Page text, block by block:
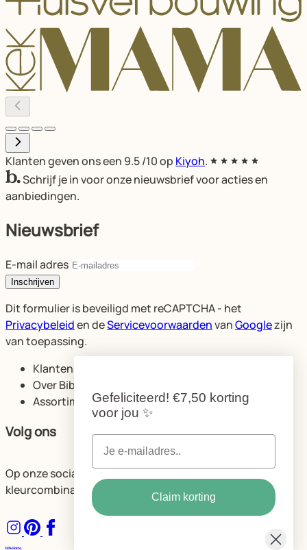
Klanten geven ons een 9.5/10 op Kiyoh.
Schrijf je in voor onze nieuwsbrief voor acties en
aanbiedingen.
Nieuwsbrief
E-mail adres
Inschrijven
Dit formulier is beveiligd met reCAPTCHA - het
Privacybeleiden deServicevoorwaardenvanGooglezijn
van toepassing.
Klantenservice
Over Bibelotte
Assortiment
Volg ons
Op onze socials delen we volop ideeën voor de mooiste
kleurcombinaties en ruimtes.
Gefeliciteerd! €7,50 korting
voor jou ✨
Claim korting